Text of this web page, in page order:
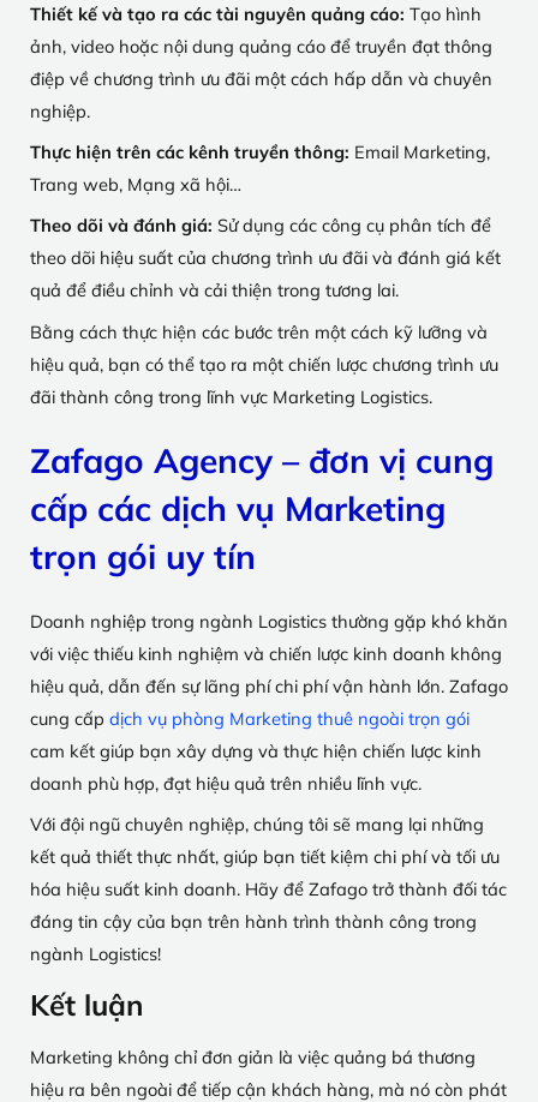
Thiết kế và tạo ra các tài nguyên quảng cáo: Tạo hình
ảnh, video hoặc nội dung quảng cáo để truyền đạt thông
điệp về chương trình ưu đãi một cách hấp dẫn và chuyên
nghiệp.
Thực hiện trên các kênh truyền thông: Email Marketing,
Trang web, Mạng xã hội…
Theo dõi và đánh giá: Sử dụng các công cụ phân tích để
theo dõi hiệu suất của chương trình ưu đãi và đánh giá kết
quả để điều chỉnh và cải thiện trong tương lai.
Bằng cách thực hiện các bước trên một cách kỹ lưỡng và
hiệu quả, bạn có thể tạo ra một chiến lược chương trình ưu
đãi thành công trong lĩnh vực Marketing Logistics.
Zafago Agency – đơn vị cung
cấp các dịch vụ Marketing
trọn gói uy tín
Doanh nghiệp trong ngành Logistics thường gặp khó khăn
với việc thiếu kinh nghiệm và chiến lược kinh doanh không
hiệu quả, dẫn đến sự lãng phí chi phí vận hành lớn. Zafago
cung cấp dịch vụ phòng Marketing thuê ngoài trọn gói
cam kết giúp bạn xây dựng và thực hiện chiến lược kinh
doanh phù hợp, đạt hiệu quả trên nhiều lĩnh vực.
Với đội ngũ chuyên nghiệp, chúng tôi sẽ mang lại những
kết quả thiết thực nhất, giúp bạn tiết kiệm chi phí và tối ưu
hóa hiệu suất kinh doanh. Hãy để Zafago trở thành đối tác
đáng tin cậy của bạn trên hành trình thành công trong
ngành Logistics!
Kết luận
Marketing không chỉ đơn giản là việc quảng bá thương
hiệu ra bên ngoài để tiếp cận khách hàng, mà nó còn phát